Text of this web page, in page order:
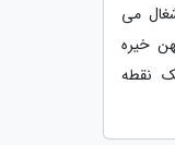
می
خیره
نقطه